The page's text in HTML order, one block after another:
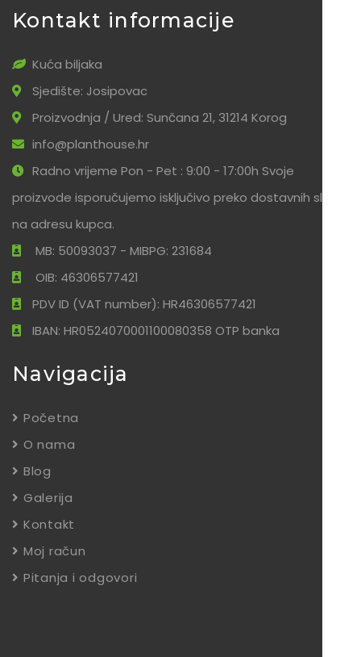
Kontakt informacije
Kuća biljaka
Sjedište: Josipovac
Proizvodnja / Ured: Sunčana 21, 31214 Korog
info@planthouse.hr
Radno vrijeme Pon - Pet : 9:00 - 17:00h Svoje
proizvode isporučujemo isključivo preko dostavnih službi
na adresu kupca.
MB: 50093037 - MIBPG: 231684
OIB: 46306577421
PDV ID (VAT number): HR46306577421
IBAN: HR0524070001100080358 OTP banka
Navigacija
Početna
O nama
Blog
Galerija
Kontakt
Moj račun
Pitanja i odgovori